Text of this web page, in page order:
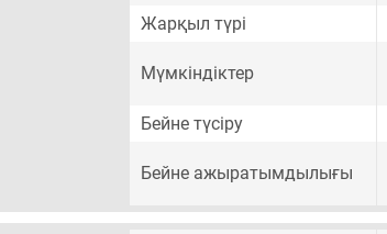
Жарқыл түрі
Мүмкіндіктер
Бейне түсіру
Бейне ажыратымдылығы